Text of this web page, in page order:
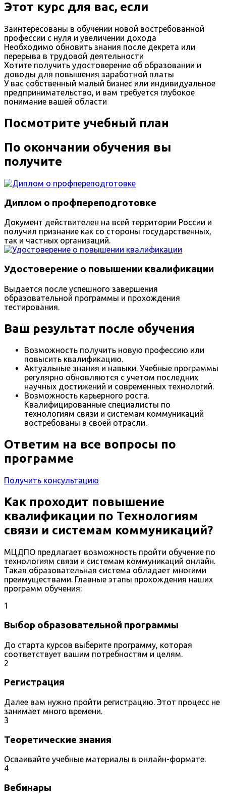
Этот курс для вас, если
Заинтересованы в обучении новой востребованной
профессии с нуля и увеличении дохода
Необходимо обновить знания после декрета или
перерыва в трудовой деятельности
Хотите получить удостоверение об образовании и
доводы для повышения заработной платы
У вас собственный малый бизнес или индивидуальное
предпринимательство, и вам требуется глубокое
понимание вашей области
Посмотрите учебный план
По окончании обучения вы
получите
Диплом о профпереподготовке
Документ действителен на всей территории России и
получил признание как со стороны государственных,
так и частных организаций.
Удостоверение о повышении квалификации
Выдается после успешного завершения
образовательной программы и прохождения
тестирования.
Ваш результат после обучения
Возможность получить новую профессию или
повысить квалификацию.
Актуальные знания и навыки. Учебные программы
регулярно обновляются с учетом последних
научных достижений и современных технологий.
Возможность карьерного роста.
Квалифицированные специалисты по
технологиям связи и системам коммуникаций
востребованы в своей отрасли.
Ответим на все вопросы по
программе
Получить консультацию
Как проходит повышение
квалификации по Технологиям
связи и системам коммуникаций?
МЦДПО предлагает возможность пройти обучение по
технологиям связи и системам коммуникаций онлайн.
Такая образовательная система обладает многими
преимуществами. Главные этапы прохождения наших
программ обучения:
1
Выбор образовательной программы
До старта курсов выберите программу, которая
соответствует вашим потребностям и целям.
2
Регистрация
Далее вам нужно пройти регистрацию. Этот процесс не
занимает много времени.
3
Теоретические знания
Осваивайте учебные материалы в онлайн-формате.
4
Вебинары